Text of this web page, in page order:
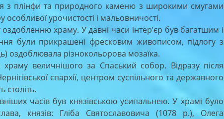
з плінфи та природного каменю з широкими смугами
урочистості і мальовничості.
храму. У давні часи інтер’єр був багатшим і
були прикрашені фресковим живописом, підлогу з
оздоблювала різнокольорова мозаїка.
величнішого за Спаський собор. Відразу після
єпархії, центром суспільного та державного
століть.
часів був князівською усипальнею. У храмі було
князів: Гліба Святославовича (1078 р.), Олега